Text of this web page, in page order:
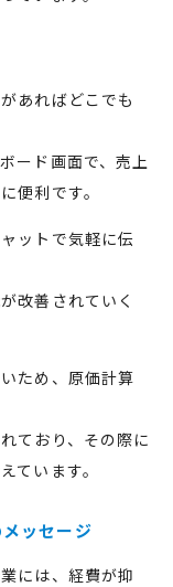
あればどこでも
ード画面で、売上
便利です。
ットで気軽に伝
改善されていく
ため、原価計算
ており、その際に
ています。
ッセージ
には、経費が抑